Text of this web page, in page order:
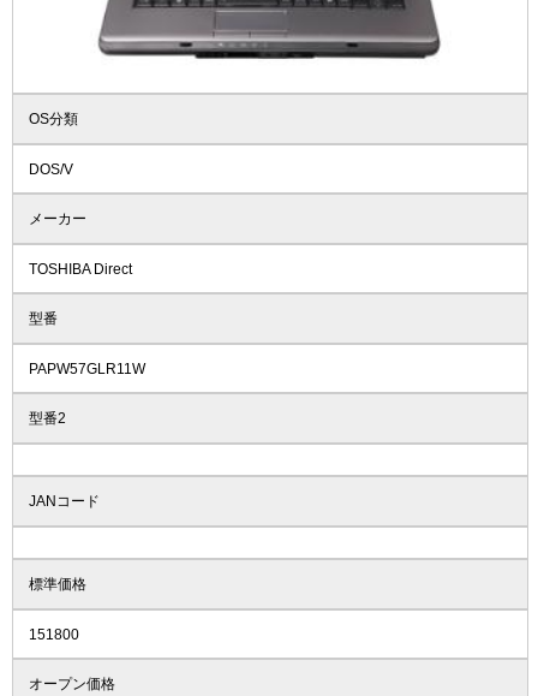
OS分類
DOS/V
メーカー
TOSHIBA Direct
型番
PAPW57GLR11W
型番2
JANコード
標準価格
151800
オープン価格